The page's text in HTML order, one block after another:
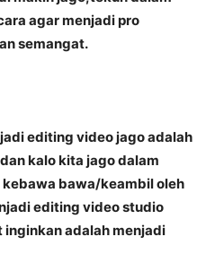
agar menjadi pro
semangat.
editing video jago adalah
kalo kita jago dalam
bawa/keambil oleh
editing video studio
adalah menjadi